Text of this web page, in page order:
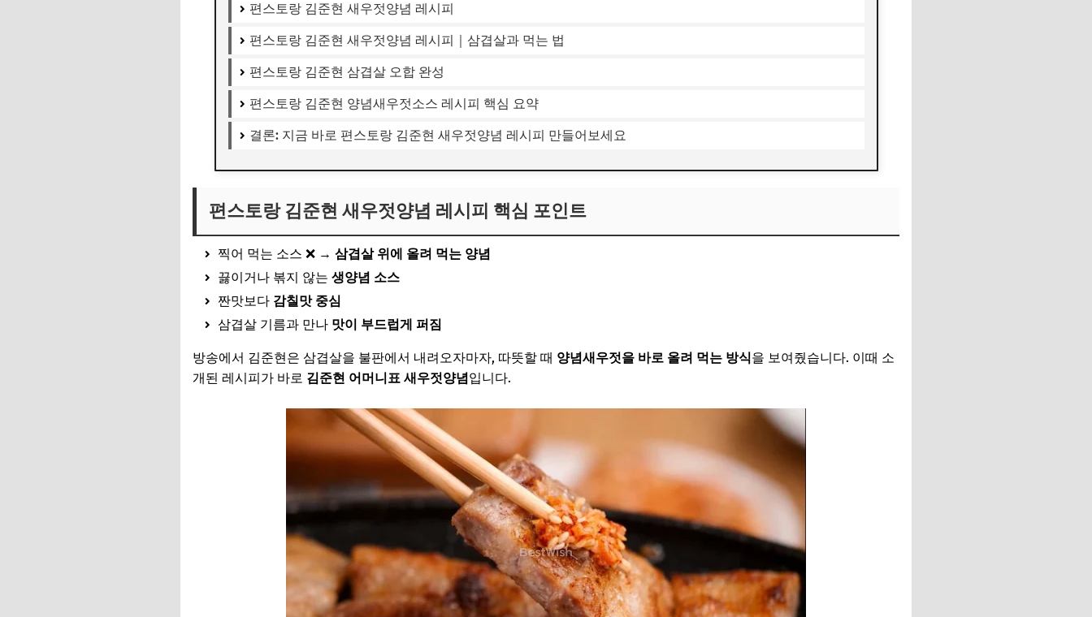
편스토랑 김준현 새우젓양념 레시피
편스토랑 김준현 새우젓양념 레시피｜삼겹살과 먹는 법
편스토랑 김준현 삼겹살 오합 완성
편스토랑 김준현 양념새우젓소스 레시피 핵심 요약
결론: 지금 바로 편스토랑 김준현 새우젓양념 레시피 만들어보세요
편스토랑 김준현 새우젓양념 레시피 핵심 포인트
찍어 먹는 소스 ❌ → 삼겹살 위에 올려 먹는 양념
끓이거나 볶지 않는 생양념 소스
짠맛보다 감칠맛 중심
삼겹살 기름과 만나 맛이 부드럽게 퍼짐
방송에서 김준현은 삼겹살을 불판에서 내려오자마자, 따뜻할 때 양념새우젓을 바로 올려 먹는 방식을 보여줬습니다. 이때 소
개된 레시피가 바로 김준현 어머니표 새우젓양념입니다.